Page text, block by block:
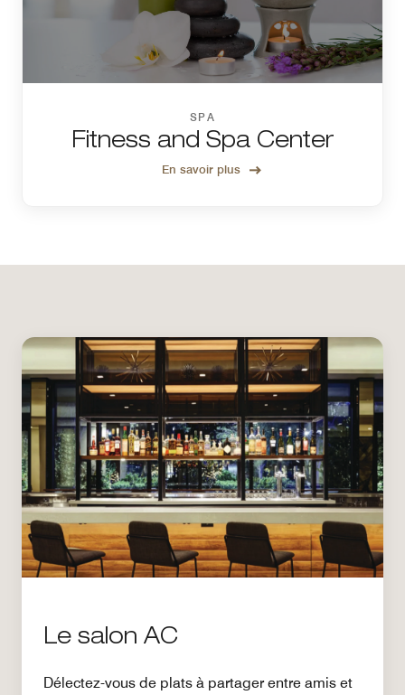
SPA
Fitness and Spa Center
En savoir plus
Le salon AC
Délectez-vous de plats à partager entre amis et